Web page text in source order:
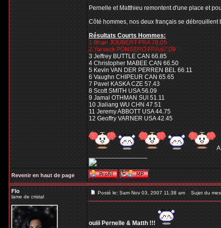
Pernelle et Matthieu remontent d'une place et
Côté hommes, nos deux français se
Résultats Courts Hommes:
1 Brian JOUBERT FRA 78.05
2 Yannick PONSERO FRA 67.09
3 Jeffrey BUTTLE CAN 66.85
4 Christopher MABEE CAN 66.50
5 Kevin VAN DER PERREN BEL 66.11
6 Vaughn CHIPEUR CAN 65.65
7 Pavel KASKA CZE 57.43
8 Scott SMITH USA 56.09
9 Jamal OTHMAN SUI 51.11
10 Jialiang WU CHN 47.51
11 Jeremy ABBOTT USA 44.75
12 Geoffry VARNER USA 42.45
_________________
Revenir en haut de page
Flo
lame de cristal
Posté le: Sam Nov 03, 2007 11:38 am Sujet du
ouiii Pernelle & Matth !!!